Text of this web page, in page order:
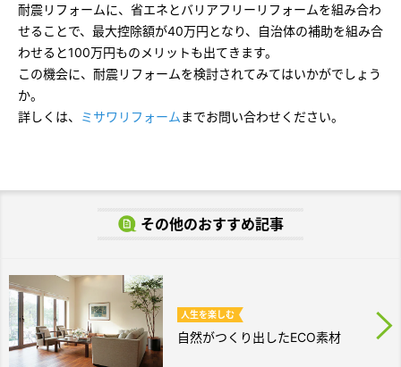
耐震リフォームに、省エネとバリアフリーリフォームを組み合わ
せることで、最大控除額が40万円となり、自治体の補助を組み合
わせると100万円ものメリットも出てきます。
この機会に、耐震リフォームを検討されてみてはいかがでしょう
か。
詳しくは、
ミサワリフォームまでお問い合わせください。
その他のおすすめ記事
人生を楽しむ
自然がつくり出したECO素材